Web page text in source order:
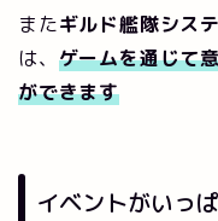
またギルド艦隊シス
は、 ゲームを通じて
ができます
イベントがいっ